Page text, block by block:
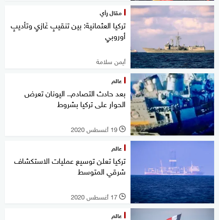
مقال رأي
تركيا العثمانية: بين تنقيبٍ غَازيٍ وتأديبٍ
أوروبيٍ
أيمن سلامة
عالم
بعد حادث التصادم.. اليونان تعرض
الحوار على تركيا بشروط
l 19 أغسطس 2020
عالم
تركيا تعلن توسيع عمليات الاستكشاف
شرقي المتوسط
l 17 أغسطس 2020
عالم